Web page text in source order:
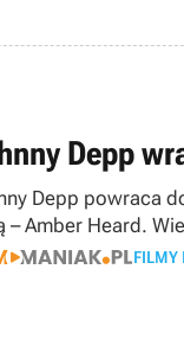
Depp
Depp powraca
– Amber Heard.
FILMY